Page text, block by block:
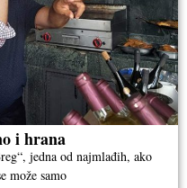
i hrana
jedna od najmlađih, ako
može samo